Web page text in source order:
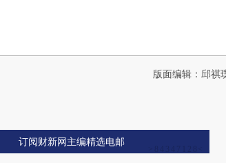
版面编辑：邱祺
订阅财新网主编精选电邮